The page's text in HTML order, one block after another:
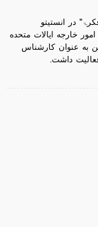
در انستیتو
خارجه ایالات متحده
به عنوان کارشناس
داشت.